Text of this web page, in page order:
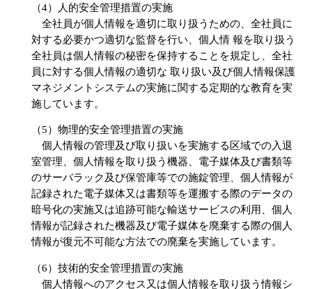
（4）人的安全管理措置の実施
全社員が個人情報を適切に取り扱うための、全社員に
対する必要かつ適切な監督を行い、個人情 報を取り扱う
全社員は個人情報の秘密を保持することを規定し、全社
員に対する個人情報の適切な 取り扱い及び個人情報保護
マネジメントシステムの実施に関する定期的な教育を実
施しています。
（5）物理的安全管理措置の実施
個人情報の管理及び取り扱いを実施する区域での入退
室管理、個人情報を取り扱う機器、電子媒体及び書類等
のサーバラック及び保管庫等での施錠管理、個人情報が
記録された電子媒体又は書類等を運搬する際のデータの
暗号化の実施又は追跡可能な輸送サービスの利用、個人
情報が記録された機器及び電子媒体を廃棄する際の個人
情報が復元不可能な方法での廃棄を実施しています。
（6）技術的安全管理措置の実施
個人情報へのアクセス又は個人情報を取り扱う情報シ